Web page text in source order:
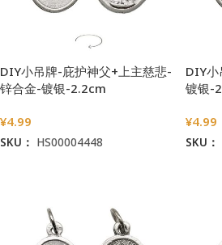
DIY小吊牌-庇护神父+上主慈悲-
锌合金-镀银-2.2cm
¥4.99
SKU： HS00004448
DIY
镀银-
¥4.99
SKU：